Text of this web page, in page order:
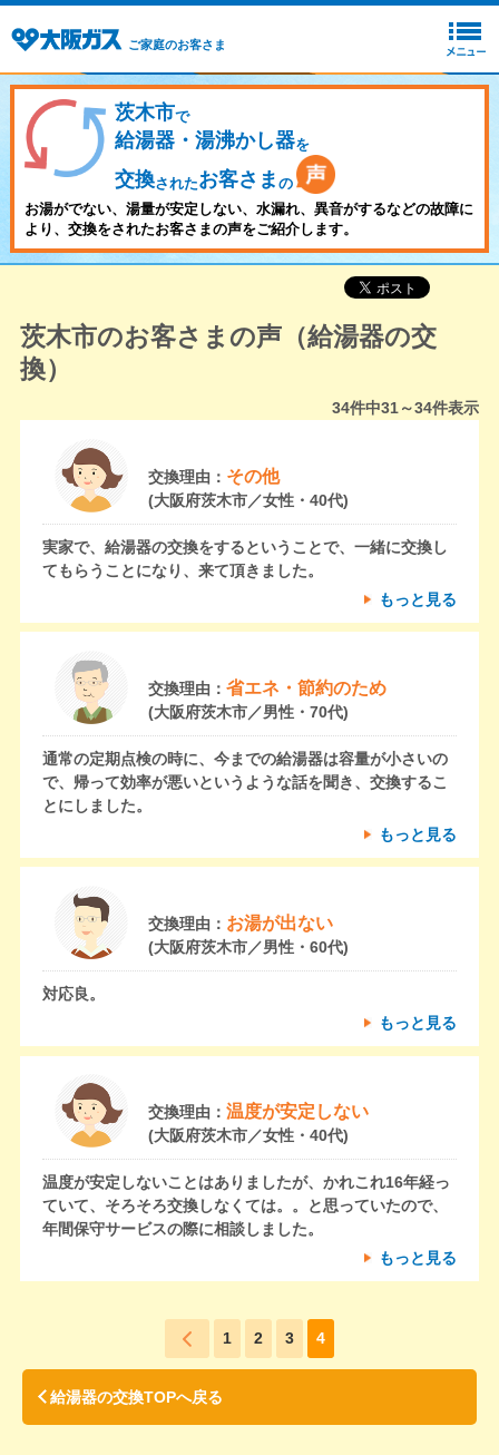
ご家庭のお客さま
茨木市で
給湯器・湯沸かし器を
交換されたお客さま の
お湯がでない、湯量が安定しない、水漏れ、異音がするなどの故障に
より、交換をされたお客さまの声をご紹介します。
茨木市のお客さまの声（給湯器の交
換）
34件中31～34件表示
交換理由： その他
(大阪府茨木市／女性・40代)
実家で、給湯器の交換をするということで、一緒に交換し
てもらうことになり、来て頂きました。
もっと見る
交換理由： 省エネ・節約のため
(大阪府茨木市／男性・70代)
通常の定期点検の時に、今までの給湯器は容量が小さいの
で、帰って効率が悪いというような話を聞き、交換するこ
とにしました。
もっと見る
交換理由： お湯が出ない
(大阪府茨木市／男性・60代)
対応良。
もっと見る
交換理由： 温度が安定しない
(大阪府茨木市／女性・40代)
温度が安定しないことはありましたが、かれこれ16年経っ
ていて、そろそろ交換しなくては。。と思っていたので、
年間保守サービスの際に相談しました。
もっと見る
1 2 3 4
給湯器の交換TOPへ戻る